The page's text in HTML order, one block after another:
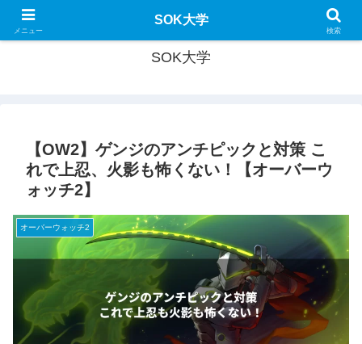
SOK大学で新たな学びを！
SOK大学
【OW2】ゲンジのアンチピックと対策 こ
れで上忍、火影も怖くない！【オーバーウ
ォッチ2】
オーバーウォッチ2
メニュー
SOK大学
検索